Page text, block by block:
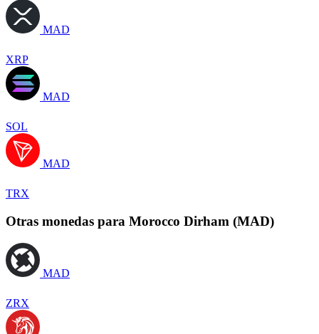
MAD
XRP
MAD
SOL
MAD
TRX
Otras monedas para Morocco Dirham (MAD)
MAD
ZRX